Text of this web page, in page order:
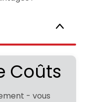
Coûts
- vous